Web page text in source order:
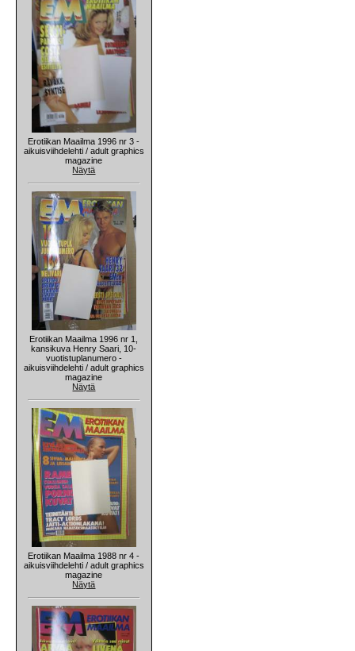
Erotiikan Maailma 1996 nr 3 -
aikuisviihdelehti / adult graphics
magazine
Näytä
Erotiikan Maailma 1996 nr 1,
kansikuva Henry Saari, 10-
vuotistuplanumero -
aikuisviihdelehti / adult graphics
magazine
Näytä
Erotiikan Maailma 1988 nr 4 -
aikuisviihdelehti / adult graphics
magazine
Näytä